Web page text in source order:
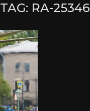
TAG: RA-25346